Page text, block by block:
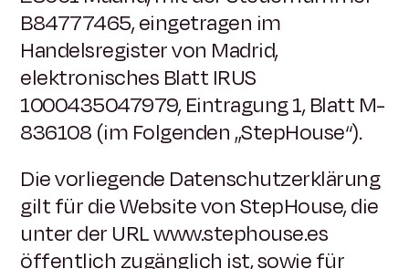
B84777465, eingetragen im
Handelsregister von Madrid,
elektronisches Blatt IRUS
1000435047979, Eintragung 1, Blatt M-
836108 (im Folgenden „StepHouse“).
Die vorliegende Datenschutzerklärung
gilt für die Website von StepHouse, die
unter der URL www.stephouse.es
öffentlich zugänglich ist, sowie für